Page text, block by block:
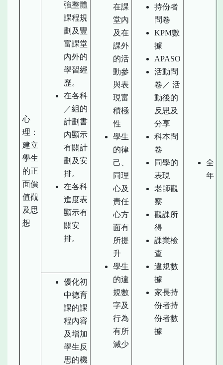
心
理：
建立
學生
的正
面價
值觀
及思
想
強整體
課程規
劃及豐
富課堂
內外的
學習經
歷。
在各科
／組的
計劃書
內顯示
有關計
劃及安
排。
在各科
進度表
顯示有
關安
排。
在課
堂內
及在
課外
的活
動參
與表
現富
積極
性
學生
的律
己、
同理
心及
責任
心方
面有
所提
升
學生
的違
規數
字及
行為
有所
減少
持份者
問卷
KPM數
據
APASO
活動問
卷／ 活
動後的
反思及
分享
科本問
卷
同學的
表現
老師觀
察
觀課所
得
課業檢
查
違規數
據
家長持
份者持
份者數
據
全
年
優化初
中德育
課的課
程內容
及增加
學生反
思的機